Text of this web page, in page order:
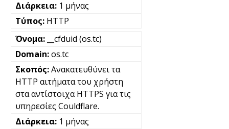
1 μήνας
HTTP
__cfduid (os.tc)
os.tc
Ανακατευθύνει τα
HTTP αιτήματα του χρήστη
στα αντίστοιχα HTTPS για τις
υπηρεσίες Couldflare.
1 μήνας